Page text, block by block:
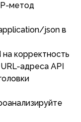
метод
json в
на корректность
адреса API